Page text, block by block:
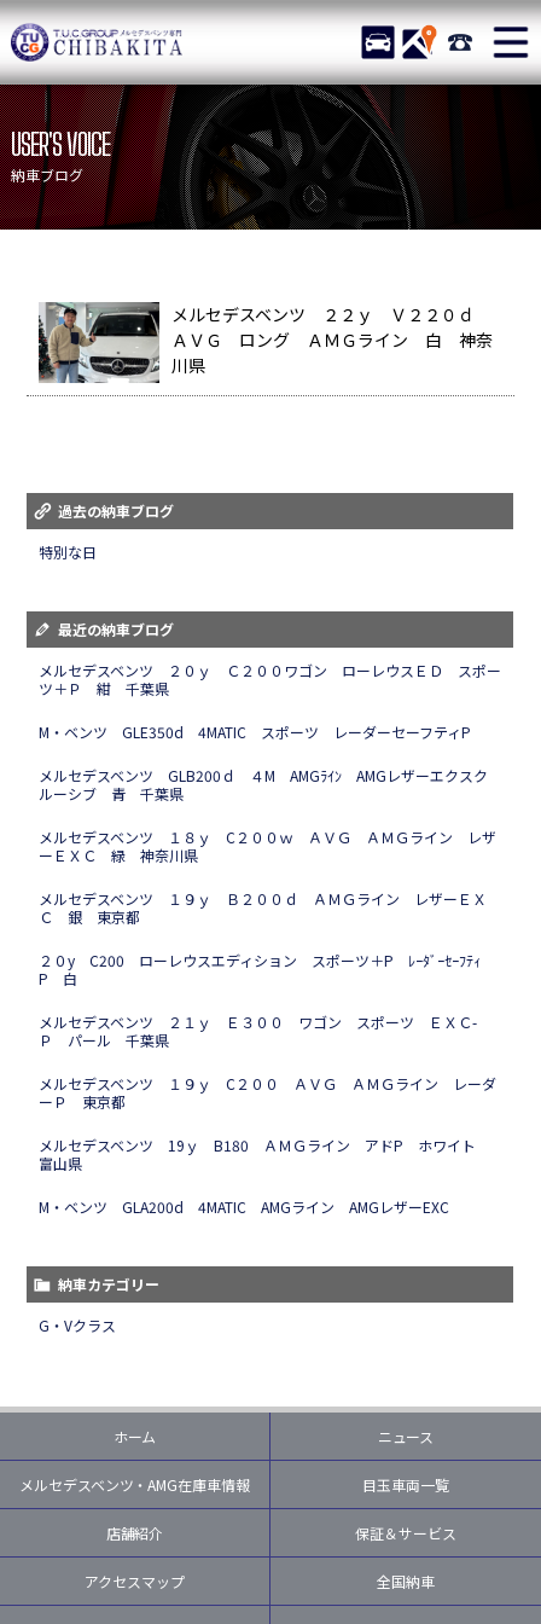
TUCグループ メルセデスベ
STOCK ACCESS 043-
ニュース
在庫リスト
目玉車両一覧
店舗紹介
保証＆サービス
アクセスマップ
買取無料査定
自動車保険
TUCとは？
リクルート
USER'S VOICE
納車ブログ
メルセデスベンツ ２２ｙ Ｖ２２０ｄ
ＡＶＧ ロング ＡＭＧライン 白 神奈
川県
過去の納車ブログ
特別な日
最近の納車ブログ
メルセデスベンツ ２０ｙ Ｃ２００ワゴン ローレウスＥＤ スポー
ツ＋Ｐ 紺 千葉県
M・ベンツ GLE350d 4MATIC スポーツ レーダーセーフティP
メルセデスベンツ GLB200ｄ ４M AMGﾗｲﾝ AMGレザーエクスク
ルーシブ 青 千葉県
メルセデスベンツ １８ｙ C２００ｗ ＡＶＧ ＡＭＧライン レザ
ーＥＸＣ 緑 神奈川県
メルセデスベンツ １９ｙ Ｂ２００ｄ ＡＭＧライン レザーＥＸ
Ｃ 銀 東京都
２０y C200 ローレウスエディション スポーツ＋P ﾚｰﾀﾞｰｾｰﾌﾃｨ
P 白
メルセデスベンツ ２１ｙ Ｅ３００ ワゴン スポーツ ＥＸＣ-
Ｐ パール 千葉県
メルセデスベンツ １９ｙ C２００ ＡＶＧ ＡＭＧライン レーダ
ーＰ 東京都
メルセデスベンツ 19ｙ B180 ＡＭＧライン アドP ホワイト
富山県
M・ベンツ GLA200d 4MATIC AMGライン AMGレザーEXC
納車カテゴリー
G・Vクラス
ホーム ニュース
メルセデスベンツ・AMG在庫車情報 目玉車両一覧
店舗紹介 保証＆サービス
アクセスマップ 全国納車